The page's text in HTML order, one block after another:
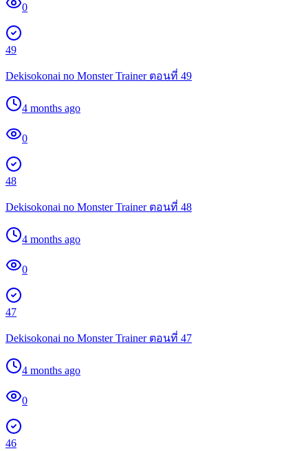
0
49
Dekisokonai no Monster Trainer ตอนที่ 49
4 months ago
0
48
Dekisokonai no Monster Trainer ตอนที่ 48
4 months ago
0
47
Dekisokonai no Monster Trainer ตอนที่ 47
4 months ago
0
46